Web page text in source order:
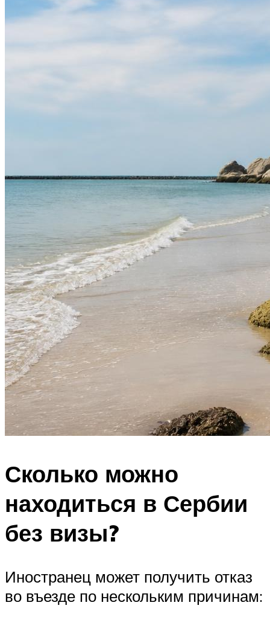
Сколько можно
находиться в Сербии
без визы?
Иностранец может получить отказ
во въезде по нескольким причинам: